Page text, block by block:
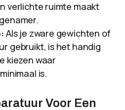
verlichte ruimte maakt
Als je zware gewichten of
gebruikt, is het handig
kiezen waar
is.
Voor Een